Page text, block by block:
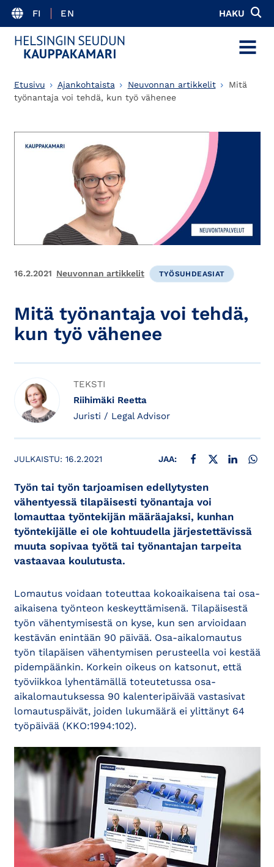
FI EN HAKU
MENU
Etusivu Ajankohtaista Neuvonnan artikkelit
Mitä
työnantaja voi tehdä, kun työ vähenee
16.2.2021 Neuvonnan artikkelit TYÖSUHDEASIAT
Mitä työnantaja voi tehdä,
kun työ vähenee
TEKSTI
Riihimäki Reetta
Juristi / Legal Advisor
JULKAISTU: 16.2.2021 JAA: JAA FACEBOOKISSA
JAA X:SSÄ JAA
Työn tai työn tarjoamisen edellytysten
vähentyessä tilapäisesti työnantaja voi
lomauttaa työntekijän määräajaksi, kunhan
työntekijälle ei ole kohtuudella järjestettävissä
muuta sopivaa työtä tai työnantajan tarpeita
vastaavaa koulutusta.
Lomautus voidaan toteuttaa kokoaikaisena tai osa-
aikaisena työnteon keskeyttämisenä. Tilapäisestä
työn vähentymisestä on kyse, kun sen arvioidaan
kestävän enintään 90 päivää. Osa-aikalomautus
työn tilapäisen vähentymisen perusteella voi kestää
pidempäänkin. Korkein oikeus on katsonut, että
työviikkoa lyhentämällä toteutetussa osa-
aikalomautuksessa 90 kalenteripäivää vastasivat
lomautuspäivät, joiden lukumäärä ei ylittänyt 64
työpäivää (KKO:1994:102).